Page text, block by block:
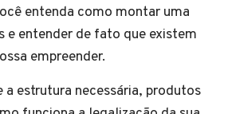
entenda como montar uma
e entender de fato que existem
empreender.
a estrutura necessária, produtos